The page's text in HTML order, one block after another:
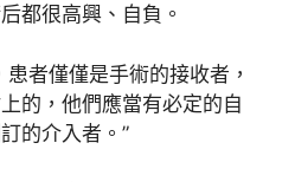
都很高興、自負。
者僅僅是手術的接收者，
的，他們應當有必定的自
的介入者。”